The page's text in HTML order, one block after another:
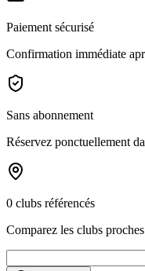
Paiement sécurisé
Confirmation immédiate
Sans abonnement
Réservez ponctuellement
0 clubs référencés
Comparez les clubs